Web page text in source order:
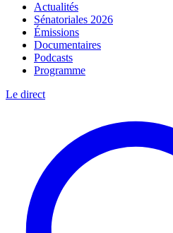
Actualités
Sénatoriales 2026
Émissions
Documentaires
Podcasts
Programme
Le direct